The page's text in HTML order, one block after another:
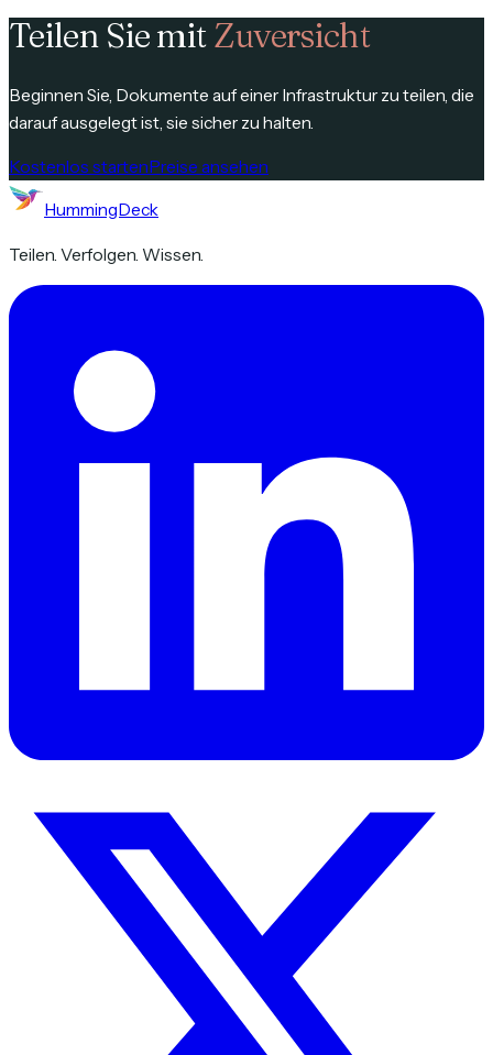
Teilen Sie mitZuversicht
Beginnen Sie, Dokumente auf einer Infrastruktur zu teilen, die
darauf ausgelegt ist, sie sicher zu halten.
Kostenlos startenPreise ansehen
HummingDeck
Teilen. Verfolgen. Wissen.